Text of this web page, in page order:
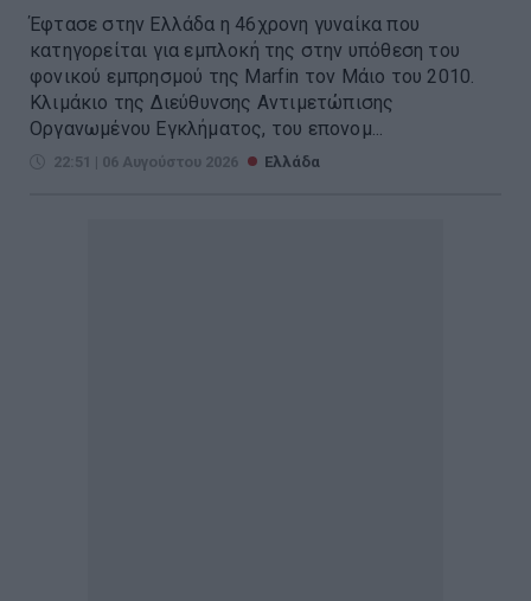
Έφτασε στην Ελλάδα η 46χρονη γυναίκα που
κατηγορείται για εμπλοκή της στην υπόθεση του
φονικού εμπρησμού της Marfin τον Μάιο του 2010.
Κλιμάκιο της Διεύθυνσης Αντιμετώπισης
Οργανωμένου Εγκλήματος, του επονομ...
22:51 | 06 Αυγούστου 2026 Ελλάδα